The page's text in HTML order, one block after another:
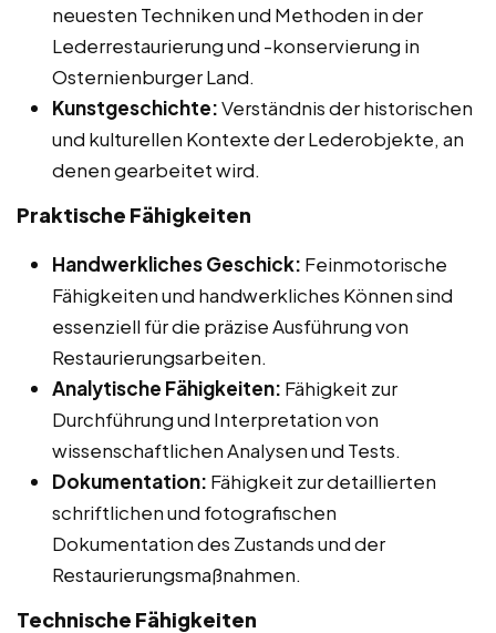
neuesten Techniken und Methoden in der
Lederrestaurierung und -konservierung in
Osternienburger Land.
Kunstgeschichte:Verständnis der historischen
und kulturellen Kontexte der Lederobjekte, an
denen gearbeitet wird.
Praktische Fähigkeiten
Handwerkliches Geschick: Feinmotorische
Fähigkeiten und handwerkliches Können sind
essenziell für die präzise Ausführung von
Restaurierungsarbeiten.
Analytische Fähigkeiten: Fähigkeit zur
Durchführung und Interpretation von
wissenschaftlichen Analysen und Tests.
Dokumentation: Fähigkeit zur detaillierten
schriftlichen und fotografischen
Dokumentation des Zustands und der
Restaurierungsmaßnahmen.
Technische Fähigkeiten